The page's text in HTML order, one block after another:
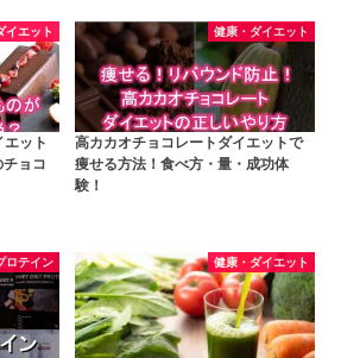
イエット
ット
ョコ
健康・ダイエット
高カカオチョコレートダイエットで
痩せる方法！食べ方・量・成功体
験！
ロテイン 健康・ダイエット